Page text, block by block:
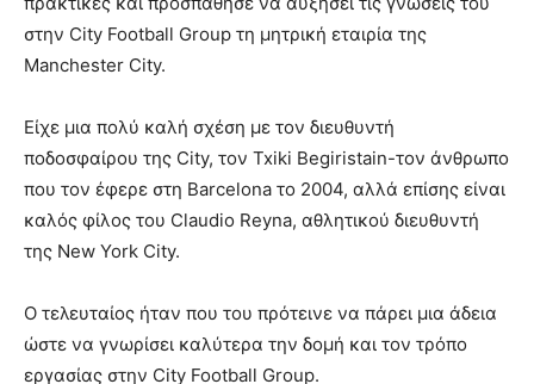
στην City Football Group τη μητρική εταιρία της
Manchester City.
Είχε μια πολύ καλή σχέση με τον διευθυντή
ποδοσφαίρου της City, τον Txiki Begiristain-τον άνθρωπο
που τον έφερε στη Barcelona το 2004, αλλά επίσης είναι
καλός φίλος του Claudio Reyna, αθλητικού διευθυντή
της New York City.
Ο τελευταίος ήταν που του πρότεινε να πάρει μια άδεια
ώστε να γνωρίσει καλύτερα την δομή και τον τρόπο
εργασίας στην City Football Group.